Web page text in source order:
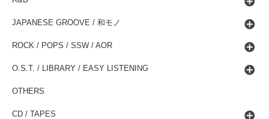
JAPANESE GROOVE / 和モノ
ROCK / POPS / SSW / AOR
O.S.T. / LIBRARY / EASY LISTENING
OTHERS
CD / TAPES